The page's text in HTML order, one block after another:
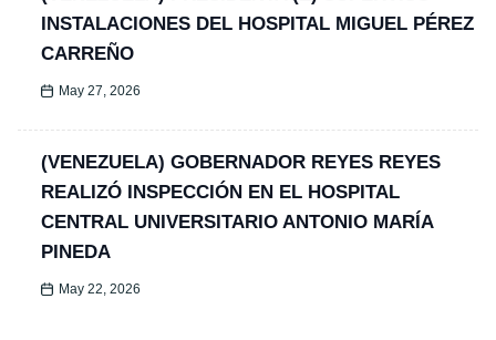
INSTALACIONES DEL HOSPITAL MIGUEL PÉREZ
CARREÑO
May 27, 2026
(VENEZUELA) GOBERNADOR REYES REYES
REALIZÓ INSPECCIÓN EN EL HOSPITAL
CENTRAL UNIVERSITARIO ANTONIO MARÍA
PINEDA
May 22, 2026